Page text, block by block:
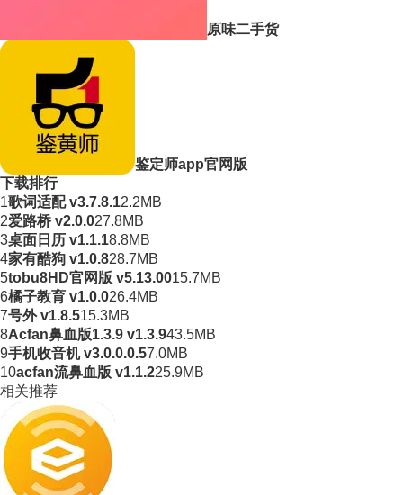
原味二手货
鉴定师app官网版
下载排行
1歌词适配 v3.7.8.12.2MB
2爱路桥 v2.0.027.8MB
3桌面日历 v1.1.18.8MB
4家有酷狗 v1.0.828.7MB
5tobu8HD官网版 v5.13.0015.7MB
6橘子教育 v1.0.026.4MB
7号外 v1.8.515.3MB
8Acfan鼻血版1.3.9 v1.3.943.5MB
9手机收音机 v3.0.0.0.57.0MB
10acfan流鼻血版 v1.1.225.9MB
相关推荐